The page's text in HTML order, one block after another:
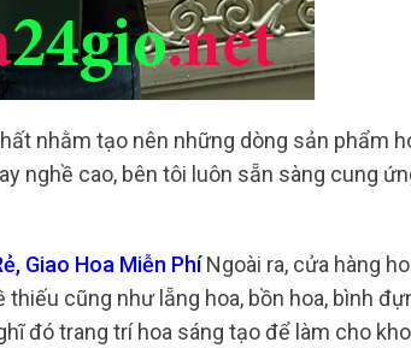
nhằm tạo nên những dòng sản phẩm
nghề cao, bên tôi luôn sẵn sàng cung
Giao Hoa Miễn PhíNgoài ra, cửa hàng
cũng như lẵng hoa, bồn hoa, bình
đó trang trí hoa sáng tạo để làm cho